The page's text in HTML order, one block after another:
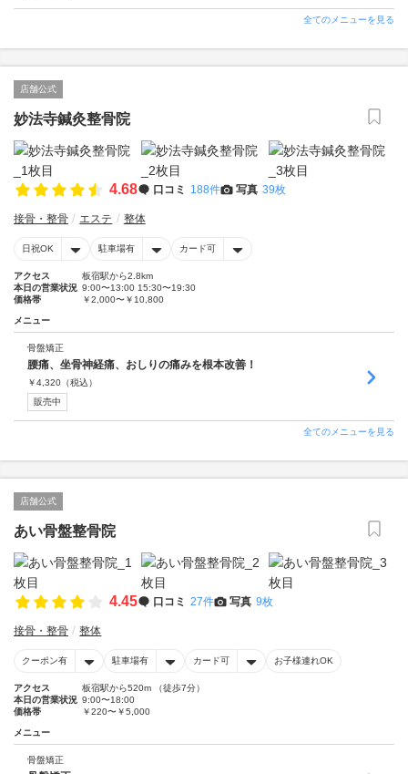
全てのメニューを見る
店舗公式
妙法寺鍼灸整骨院
4.68 口コミ 188件 写真 39枚
接骨・整骨 エステ 整体
日祝OK 駐車場有 カード可
アクセス
板宿駅から2.8km
本日の営業状況 9:00〜13:00 15:30〜19:30
価格帯
￥2,000〜￥10,800
メニュー
骨盤矯正
腰痛、坐骨神経痛、おしりの痛みを根本改善！
￥4,320 （税込）
販売中
全てのメニューを見る
店舗公式
あい骨盤整骨院
4.45 口コミ 27件 写真 9枚
接骨・整骨 整体
クーポン有 駐車場有 カード可 お子様連れOK
アクセス
板宿駅から520m （徒歩7分）
本日の営業状況 9:00〜18:00
価格帯
￥220〜￥5,000
メニュー
骨盤矯正